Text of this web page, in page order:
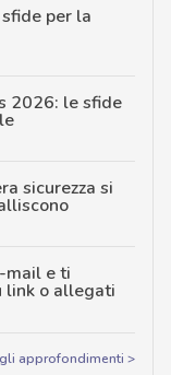
per la
2026: le sfide
sicurezza si
mail e ti
link o allegati
approfondimenti >